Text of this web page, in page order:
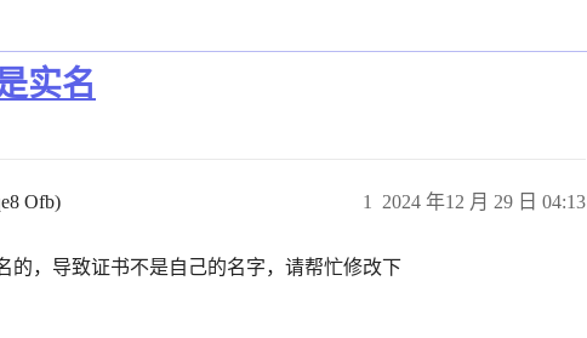
实名
Ofb) 2024 年12 月 29 日 04:13
1
的，导致证书不是自己的名字，请帮忙修改下